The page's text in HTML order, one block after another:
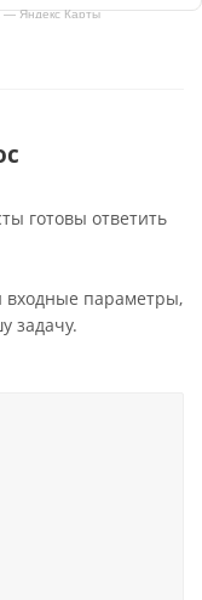
— Яндекс Карты
готовы ответить
входные параметры,
задачу.